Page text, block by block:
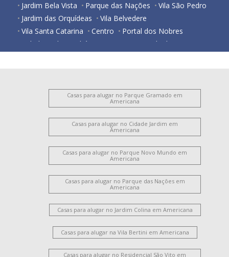
Jardim Bela Vista Parque das Nações
Vila São Pedro
Jardim das Orquídeas
Vila Belvedere
Vila Santa Catarina
Centro
Portal dos Nobres
Cidade Jardim
Chácara Mantovani
Vale das Paineiras
Parque Novo Mundo
Chácara Machadinho II
Vila Cordenonsi
Vila Santo Antônio
Chácara Girassol
Jardim Girassol
Santo Antônio
Casas para alugar no Parque Gramado em
Americana
Casas para alugar no Cidade Jardim em
Americana
Casas para alugar no Parque Novo Mundo em
Americana
Casas para alugar no Parque das Nações em
Americana
Casas para alugar no Jardim Colina em Americana
Casas para alugar na Vila Bertini em Americana
Casas para alugar no Residencial São Vito em